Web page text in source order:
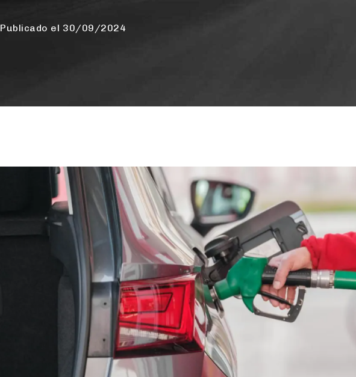
Publicado el 30/09/2024